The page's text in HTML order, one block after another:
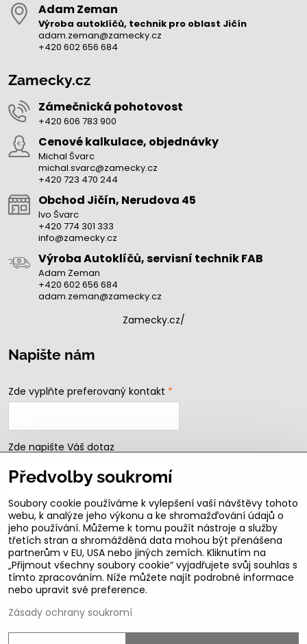
Adam Zeman
Výroba autoklíčů, technik pro oblast Jičín
adam.zeman@zamecky.cz
+420 602 656 684
Zamecky.cz
Zámečnická pohotovost
+420 606 783 900
Cenové kalkulace, objednávky
Michal Švarc
michal.svarc@zamecky.cz
+420 723 470 244
Obchod Jičín, Nerudova 45
Ivo Švarc
+420 774 301 333
info@zamecky.cz
Výroba Autoklíčů, servisní technik FAB
Adam Zeman
+420 602 656 684
adam.zeman@zamecky.cz
Zamecky.cz/
Napište nám
Zde vyplňte preferovaný kontakt *
Zde napište Váš dotaz
Odeslat
B2b podmínky pro registrované partnery
Předvolby soukromí
Soubory cookie používáme k vylepšení vaší návštěvy tohoto
webu, k analýze jeho výkonu a ke shromažďování údajů o
jeho používání. Můžeme k tomu použít nástroje a služby
třetích stran a shromážděná data mohou být přenášena
partnerům v EU, USA nebo jiných zemích. Kliknutím na
„Přijmout všechny soubory cookie“ vyjadřujete svůj souhlas s
tímto zpracováním. Níže můžete najít podrobné informace
nebo upravit své preference.
Zásady ochrany soukromí